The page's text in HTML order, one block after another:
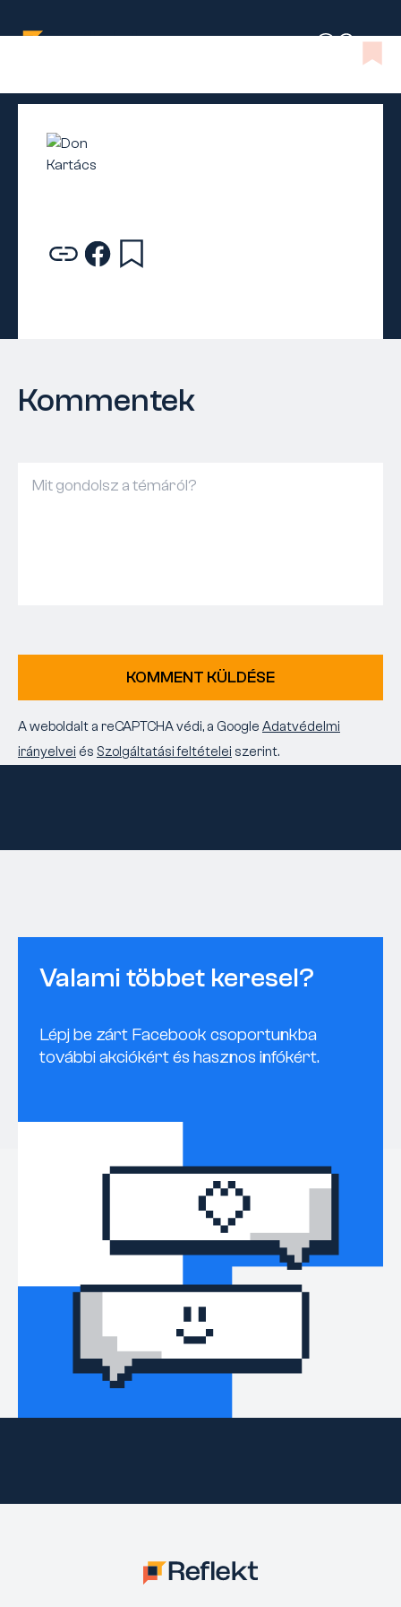
Kommentek
KOMMENT KÜLDÉSE
A weboldalt a reCAPTCHA védi, a Google Adatvédelmi
irányelvei és Szolgáltatási feltételei szerint.
Valami többet keresel?
Lépj be zárt Facebook csoportunkba
további akciókért és hasznos infókért.